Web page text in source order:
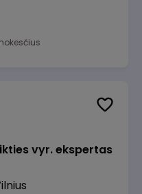
vyr. ekspertas